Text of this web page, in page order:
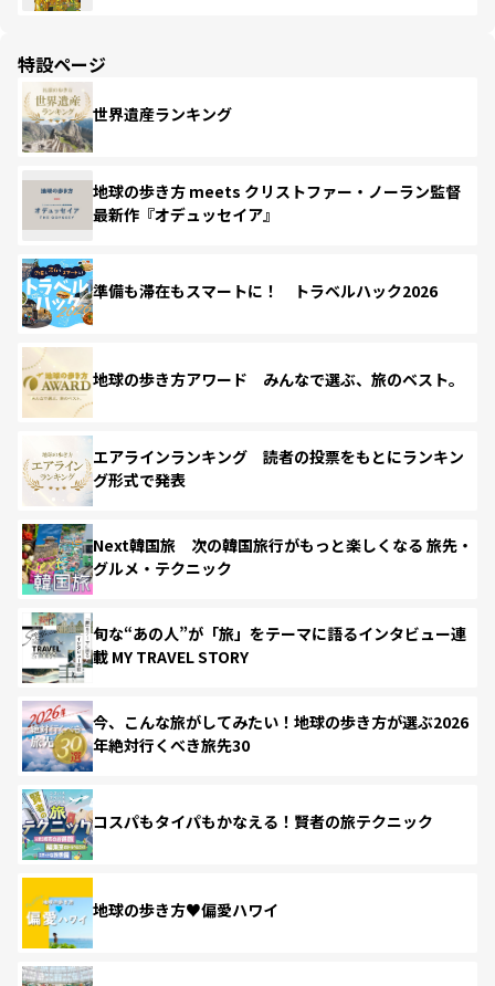
特設ページ
世界遺産ランキング
地球の歩き方 meets クリストファー・ノーラン監督
最新作『オデュッセイア』
準備も滞在もスマートに！ トラベルハック2026
地球の歩き方アワード みんなで選ぶ、旅のベスト。
エアラインランキング 読者の投票をもとにランキン
グ形式で発表
Next韓国旅 次の韓国旅行がもっと楽しくなる 旅先・
グルメ・テクニック
旬な“あの人”が「旅」をテーマに語るインタビュー連
載 MY TRAVEL STORY
今、こんな旅がしてみたい！地球の歩き方が選ぶ2026
年絶対行くべき旅先30
コスパもタイパもかなえる！賢者の旅テクニック
地球の歩き方♥偏愛ハワイ